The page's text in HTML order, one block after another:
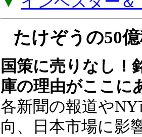
▼ インベスター＆
たけぞうの50
国策に売りなし！
庫の理由がここに
各新聞の報道や